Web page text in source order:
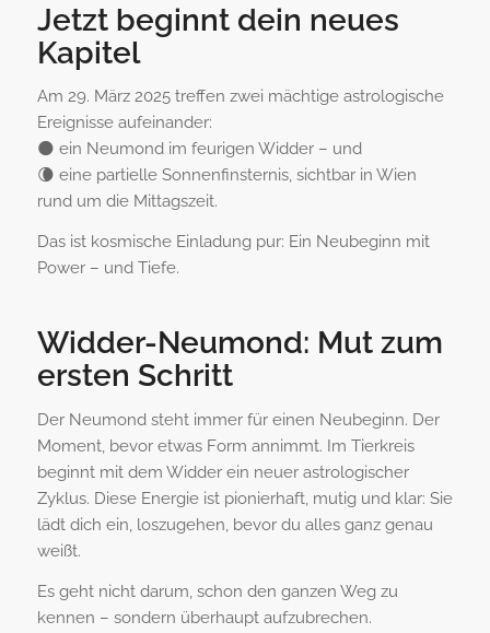
Jetzt beginnt dein neues
Kapitel
Am 29. März 2025 treffen zwei mächtige astrologische
Ereignisse aufeinander:
🌑 ein Neumond im feurigen Widder – und
🌘 eine partielle Sonnenfinsternis, sichtbar in Wien
rund um die Mittagszeit.
Das ist kosmische Einladung pur: Ein Neubeginn mit
Power – und Tiefe.
Widder-Neumond: Mut zum
ersten Schritt
Der Neumond steht immer für einen Neubeginn. Der
Moment, bevor etwas Form annimmt. Im Tierkreis
beginnt mit dem Widder ein neuer astrologischer
Zyklus. Diese Energie ist pionierhaft, mutig und klar: Sie
lädt dich ein, loszugehen, bevor du alles ganz genau
weißt.
Es geht nicht darum, schon den ganzen Weg zu
kennen – sondern überhaupt aufzubrechen.